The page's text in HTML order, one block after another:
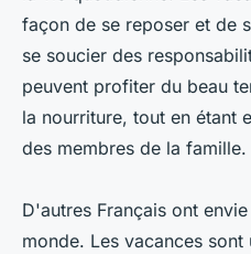
façon de se reposer et de
se soucier des
peuvent profiter du beau
la nourriture, tout en étant
des membres de la famille.
D'autres Français ont
monde. Les vacances